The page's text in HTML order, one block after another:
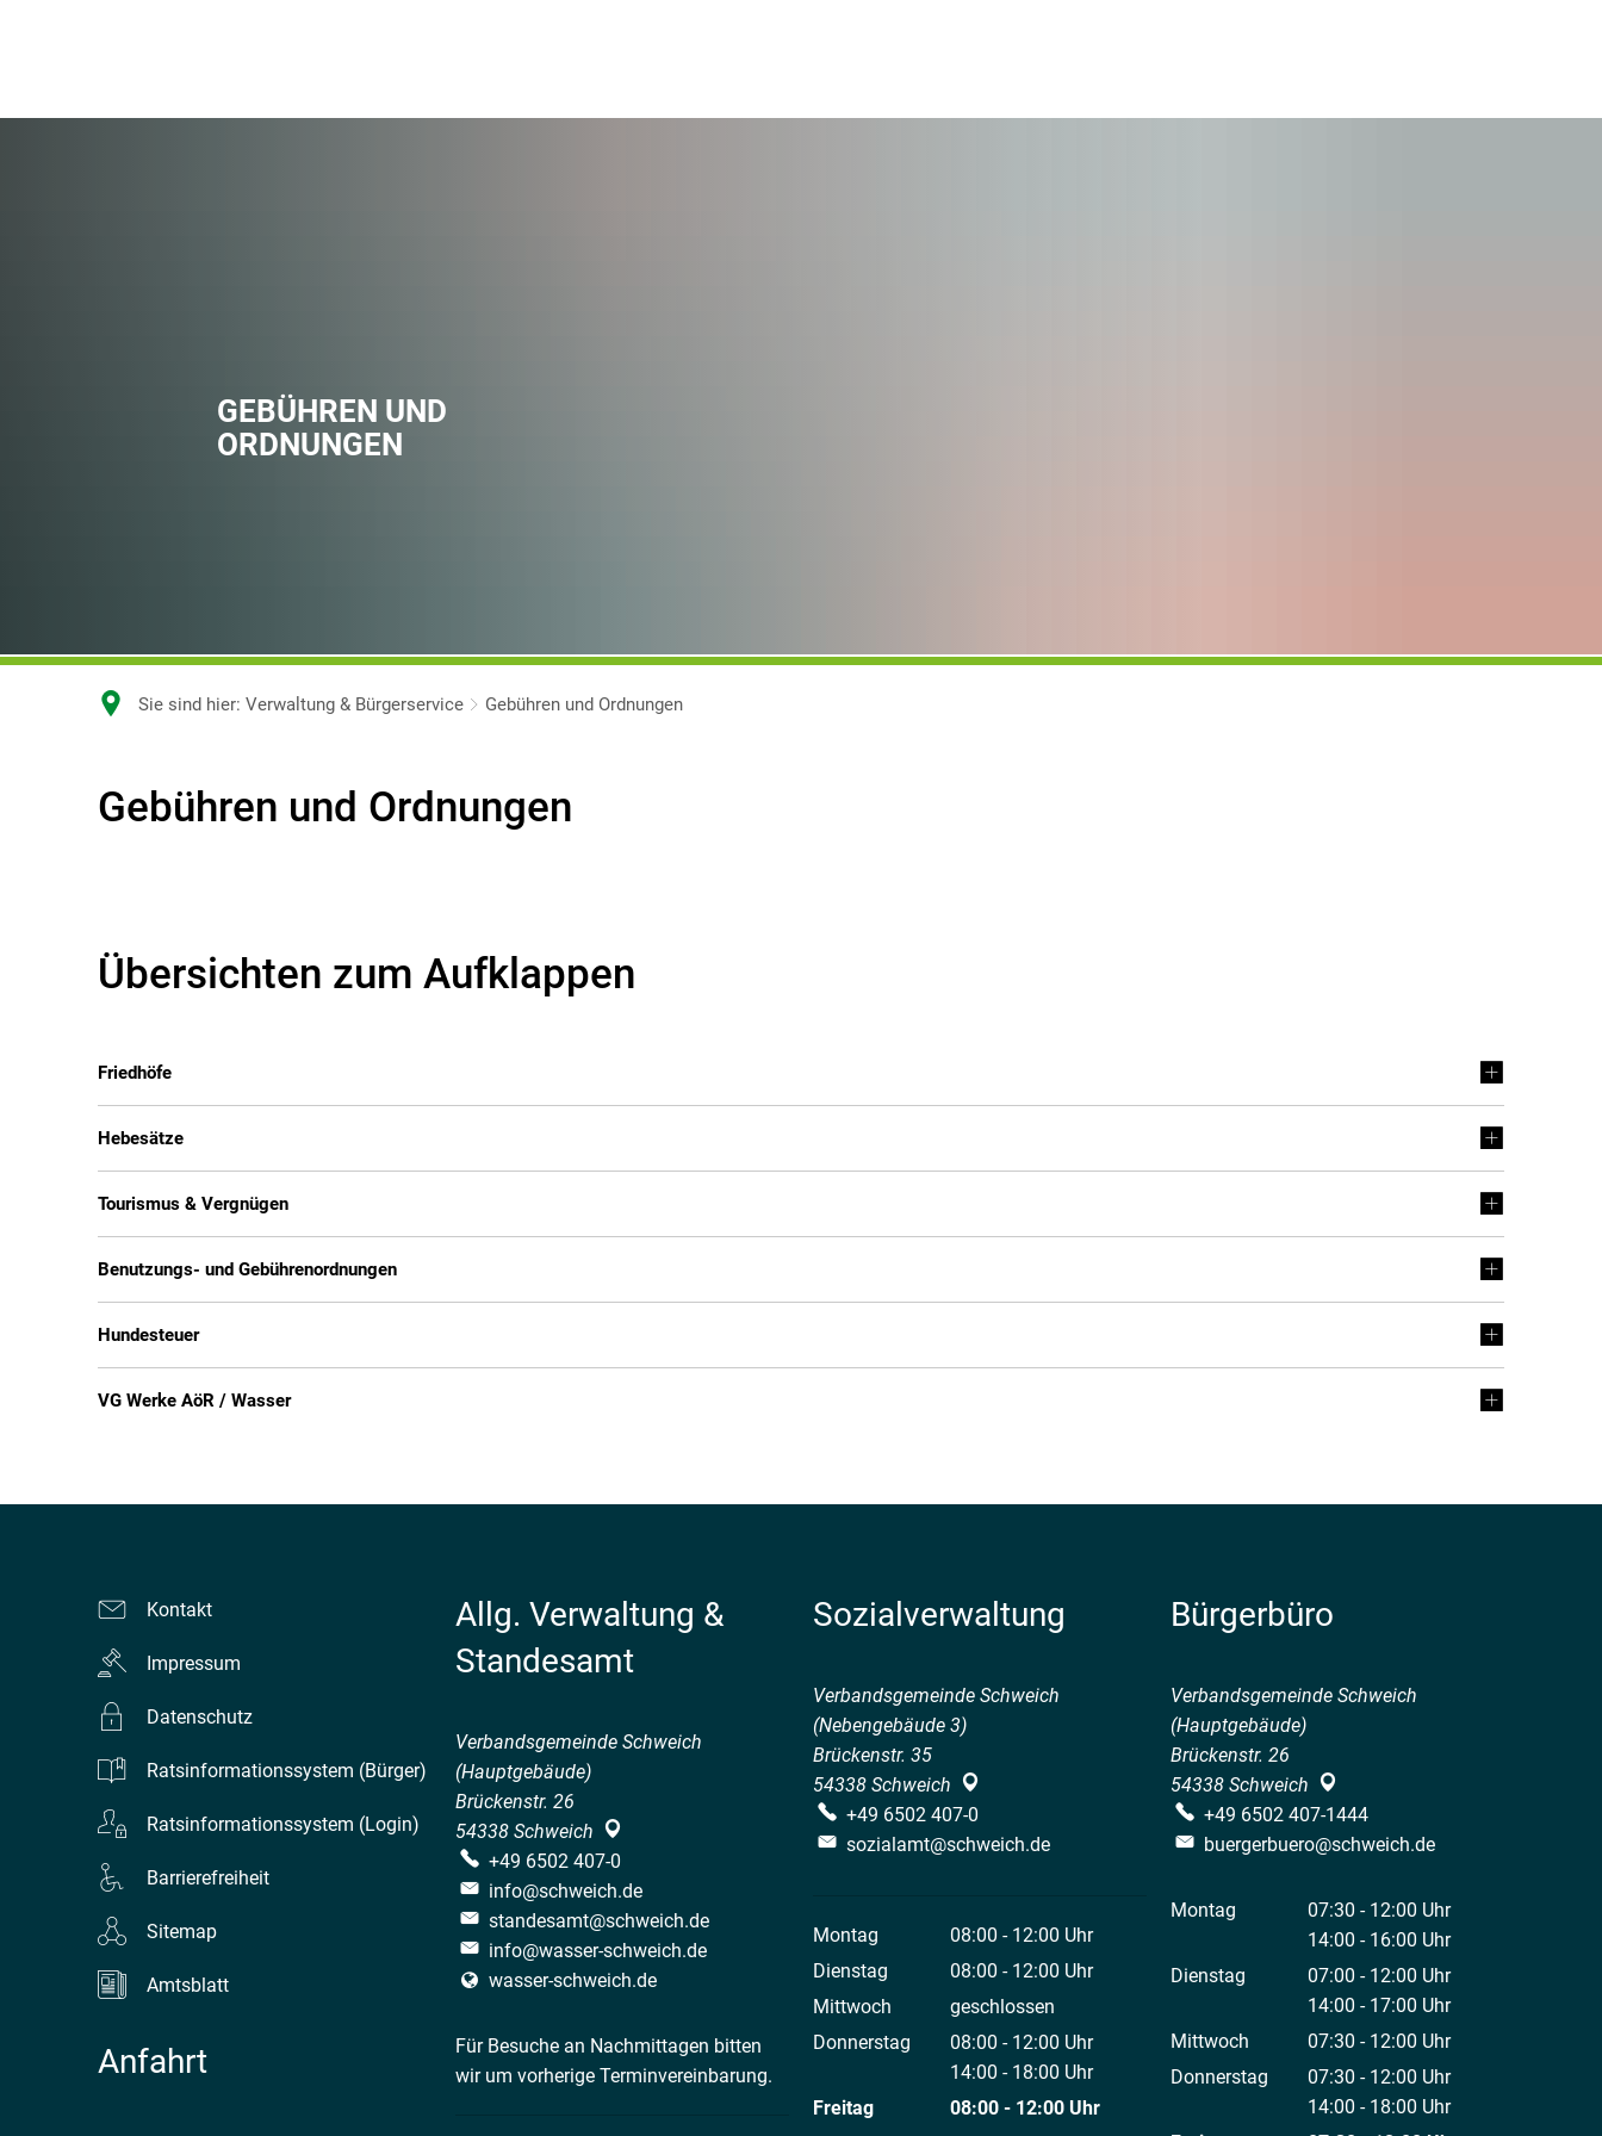
GEBÜHREN UND
ORDNUNGEN
Sie sind hier: Verwaltung & Bürgerservice Gebühren und Ordnungen
GebührenGebühren und Ordnungen
Übersichten zum Aufklappen
Friedhöfe
Hebesätze
Tourismus & Vergnügen
Benutzungs- und Gebührenordnungen
Hundesteuer
VG Werke AöR / Wasser
Kontakt
Impressum
Datenschutz
Ratsinformationssystem (Bürger)
Ratsinformationssystem (Login)
Barrierefreiheit
Sitemap
Amtsblatt
Anfahrt
Allg. Verwaltung &
Standesamt
Verbandsgemeinde Schweich
(Hauptgebäude)
Brückenstr. 26
54338 Schweich
+49 6502 407-0
info@schweich.de
standesamt@schweich.de
info@wasser-schweich.de
wasser-schweich.de
Für Besuche an Nachmittagen bitten
wir um vorherige Terminvereinbarung.
Sozialverwaltung
Verbandsgemeinde Schweich
(Nebengebäude 3)
Brückenstr. 35
54338 Schweich
+49 6502 407-0
sozialamt@schweich.de
Montag 08:00 - 12:00 Uhr
Von 08:00 bis 12:00 Uhr
Dienstag 08:00 - 12:00 Uhr
Von 08:00 bis 12:00 Uhr
Mittwoch
geschlossen
Donnerstag
08:00 - 12:00 Uhr
Von 08:00 bis 12:00 Uhr
14:00 - 18:00 Uhr
Von 14:00 bis 18:00 Uhr
Freitag 08:00 - 12:00 Uhr
Bürgerbüro
Verbandsgemeinde Schweich
(Hauptgebäude)
Brückenstr. 26
54338 Schweich
+49 6502 407-1444
buergerbuero@schweich.de
Montag 07:30 - 12:00 Uhr
Von 07:30 bis 12:00 Uhr
14:00 - 16:00 Uhr
Von 14:00 bis 16:00 Uhr
Dienstag 07:00 - 12:00 Uhr
Von 07:00 bis 12:00 Uhr
14:00 - 17:00 Uhr
Von 14:00 bis 17:00 Uhr
Mittwoch 07:30 - 12:00 Uhr
Von 07:30 bis 12:00 Uhr
Donnerstag 07:30 - 12:00 Uhr
Von 07:30 bis 12:00 Uhr
14:00 - 18:00 Uhr